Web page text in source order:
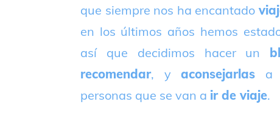
que siempre nos ha encantado
en los últimos años hemos
así que decidimos hacer un
recomendar, y aconsejarlas a
personas que se van a ir de viaje.